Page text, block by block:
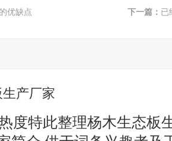
优缺点 下一篇： 已
产厂家
度特此整理杨木生态板